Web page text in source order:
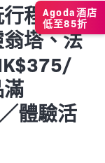
行程】巴
塔、法
體驗活
Agoda酒店
低至85折